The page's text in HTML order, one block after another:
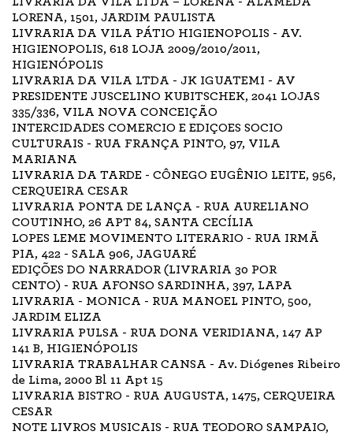
LORENA, 1501, JARDIM PAULISTA
LIVRARIA DA VILA PÁTIO HIGIENOPOLIS - AV.
HIGIENOPOLIS, 618 LOJA 2009/2010/2011,
HIGIENÓPOLIS
LIVRARIA DA VILA LTDA - JK IGUATEMI - AV
PRESIDENTE JUSCELINO KUBITSCHEK, 2041 LOJAS
335/336, VILA NOVA CONCEIÇÃO
INTERCIDADES COMERCIO E EDIÇOES SOCIO
CULTURAIS - RUA FRANÇA PINTO, 97, VILA
MARIANA
LIVRARIA DA TARDE - CÔNEGO EUGÊNIO LEITE, 956,
CERQUEIRA CESAR
LIVRARIA PONTA DE LANÇA - RUA AURELIANO
COUTINHO, 26 APT 84, SANTA CECÍLIA
LOPES LEME MOVIMENTO LITERARIO - RUA IRMÃ
PIA, 422 - SALA 906, JAGUARÉ
EDIÇÕES DO NARRADOR (LIVRARIA 30 POR
CENTO) - RUA AFONSO SARDINHA, 397, LAPA
LIVRARIA - MONICA - RUA MANOEL PINTO, 500,
JARDIM ELIZA
LIVRARIA PULSA - RUA DONA VERIDIANA, 147 AP
141 B, HIGIENÓPOLIS
LIVRARIA TRABALHAR CANSA - Av. Diógenes Ribeiro
de Lima, 2000 Bl 11 Apt 15
LIVRARIA BISTRO - RUA AUGUSTA, 1475, CERQUEIRA
CESAR
NOTE LIVROS MUSICAIS - RUA TEODORO SAMPAIO,